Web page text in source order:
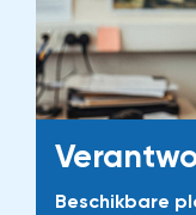
Beschikbare